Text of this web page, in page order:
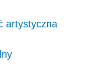
artystyczna